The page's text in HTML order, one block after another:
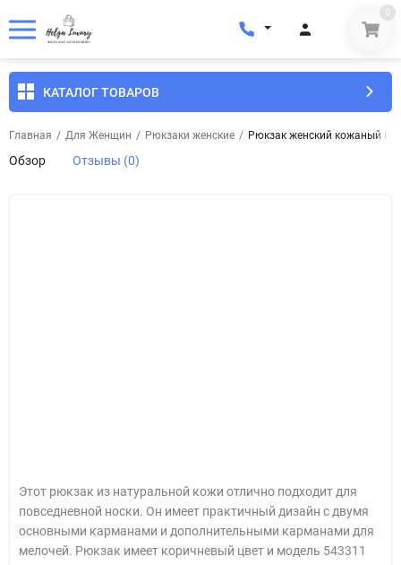
0
КАТАЛОГ ТОВАРОВ
Главная / Для Женщин / Рюкзаки женские / Рюкзак женский кожаный
Обзор Отзывы (0)
Этот рюкзак из натуральной кожи отлично подходит для
повседневной носки. Он имеет практичный дизайн с двумя
основными карманами и дополнительными карманами для
мелочей. Рюкзак имеет коричневый цвет и модель 543311